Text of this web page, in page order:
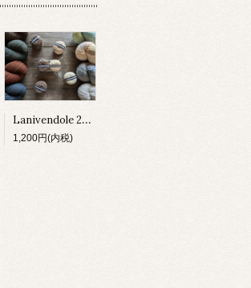
Lanivendole 2種 試し編みセット
1,200円(内税)